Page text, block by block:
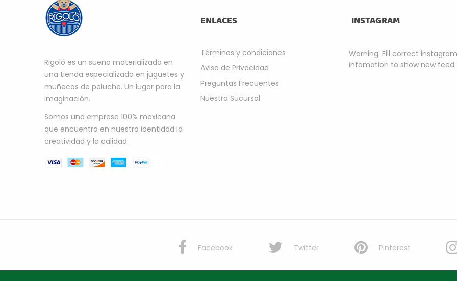
Rigoló es un sueño materializado en
una tienda especializada en juguetes y
muñecos de peluche. Un lugar para la
imaginación.
Somos una empresa 100% mexicana
que encuentra en nuestra identidad la
creatividad y la calidad.
ENLACES
Términos y condiciones
Aviso de Privacidad
Preguntas Frecuentes
Nuestra Sucursal
INSTAGRAM
Warning: Fill correct
infomation to show new feed.
Facebook Twitter Pinterest